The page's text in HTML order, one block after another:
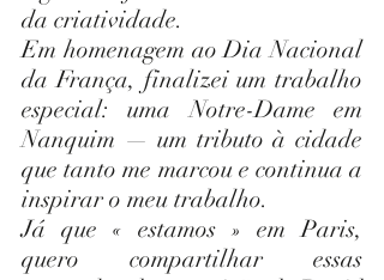
da criatividade.
Em homenagem ao Dia Nacional
da França, finalizei um trabalho
especial: uma Notre-Dame em
Nanquim — um tributo à cidade
que tanto me marcou e continua a
inspirar o meu trabalho.
Já que « estamos » em Paris,
quero compartilhar essas